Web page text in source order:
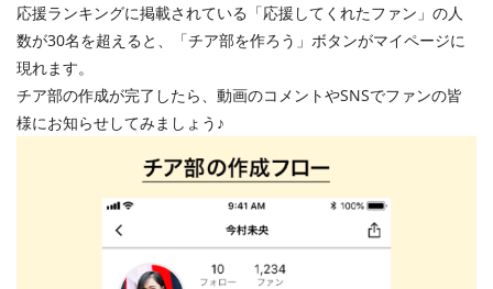
応援ランキングに掲載されている「応援してくれたファン」の人
数が30名を超えると、「チア部を作ろう」ボタンがマイページに
現れます。
チア部の作成が完了したら、動画のコメントやSNSでファンの皆
様にお知らせしてみましょう♪